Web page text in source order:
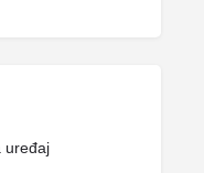
uređaj